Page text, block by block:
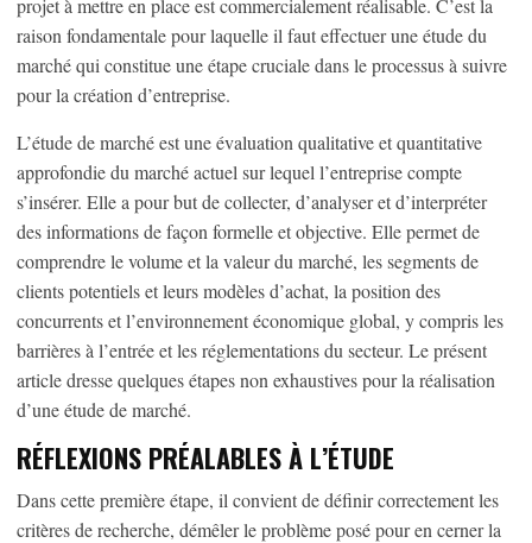
raison fondamentale pour laquelle il faut effectuer une étude du
marché qui constitue une étape cruciale dans le processus à suivre
pour la création d’entreprise.
L’étude de marché est une évaluation qualitative et quantitative
approfondie du marché actuel sur lequel l’entreprise compte
s’insérer. Elle a pour but de collecter, d’analyser et d’interpréter
des informations de façon formelle et objective. Elle permet de
comprendre le volume et la valeur du marché, les segments de
clients potentiels et leurs modèles d’achat, la position des
concurrents et l’environnement économique global, y compris les
barrières à l’entrée et les réglementations du secteur. Le présent
article dresse quelques étapes non exhaustives pour la réalisation
d’une étude de marché.
RÉFLEXIONS PRÉALABLES À L’ÉTUDE
Dans cette première étape, il convient de définir correctement les
critères de recherche, démêler le problème posé pour en cerner la